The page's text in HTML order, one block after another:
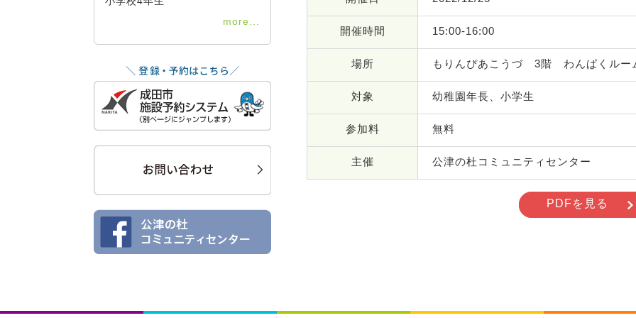
開催時間 15:00-16:00
場所 もりんぴあこうづ 3階 わんぱくルー
対象 幼稚園年長、小学生
参加料 無料
主催 公津の杜コミュニティセンター
PDFを見る
more...